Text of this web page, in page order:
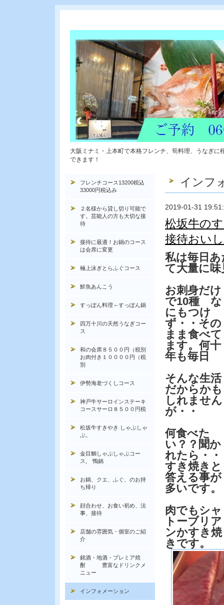
大阪ミナミ・上本町で本格フレンチ、筍料理、うなぎ
できます！
インフ
2019-01-31
松坂牛の
接待おい
私は毎日
て大量に
お刺身だけ
で10種 な
にもつけ
ず・・その
まま食べて
ます。何十
年も毎日
そんな生活
だからかも
しれません
が・・
何食べた
い？？聞か
れたら・・
すき焼きと
答える事が
多いです。
肉でもシャ
トーブリア
ンかすき焼
きです。
フレンチコース13200税込
33000円税込み
２名様から貸し切り可能で
す。芸能人の方も大切な接
待
接待に最適！お鍋のコース
は会席に変更
極上泳ぎとらふぐコース
鮮魚あんこう
すっぽん料理～すっぽん鍋
四万十川の天然うなぎコー
ス
和の会席８５００円（税別
お肉付き１００００円（税
別
伊勢海老づくしコース
神戸牛サーロインステーキ
コースサーロ８５００円税
松坂牛すきやき しゃぶしゃ
ぶ。
金目鯛しゃぶしゃぶコー
ス, 鴨鍋
お鍋、クエ、ふぐ、のお持
ち帰り
顔合わせ、お食い初め、法
事、接待
店舗の雰囲気・個室のご紹
介
銘酒・地酒・プレミア焼
酎 豊富なドリンクメ
ニュー
インフォメーション